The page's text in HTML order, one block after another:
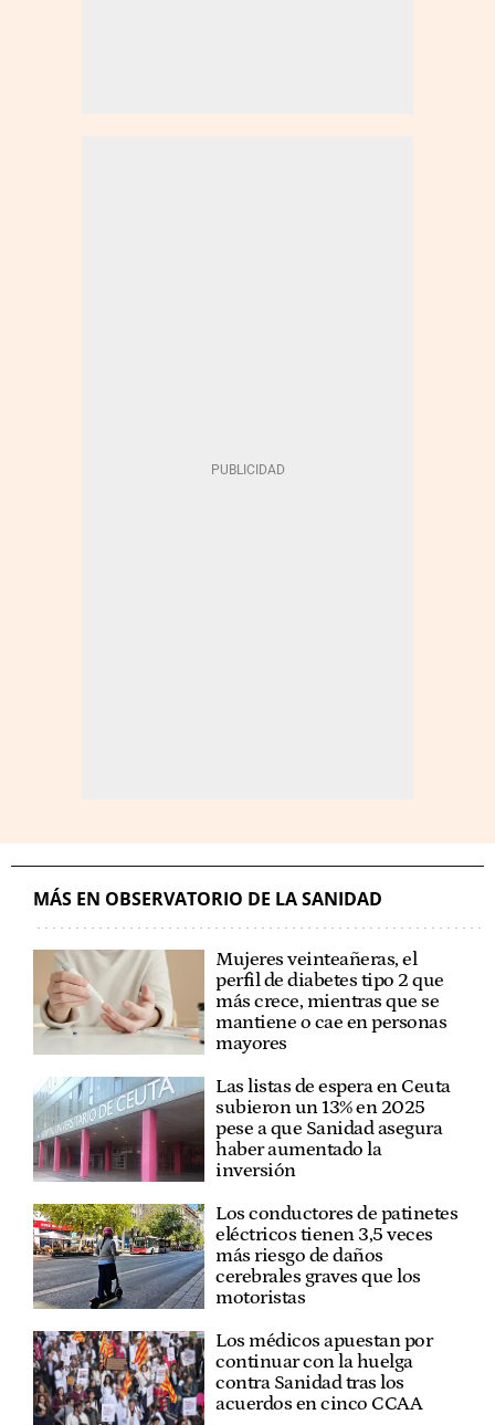
MÁS EN OBSERVATORIO DE LA SANIDAD
Mujeres veinteañeras, el
perfil de diabetes tipo 2 que
más crece, mientras que se
mantiene o cae en personas
mayores
Las listas de espera en Ceuta
subieron un 13% en 2025
pese a que Sanidad asegura
haber aumentado la
inversión
Los conductores de patinetes
eléctricos tienen 3,5 veces
más riesgo de daños
cerebrales graves que los
motoristas
Los médicos apuestan por
continuar con la huelga
contra Sanidad tras los
acuerdos en cinco CCAA